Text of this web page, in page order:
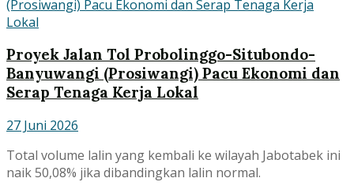
Proyek Jalan Tol Probolinggo-Situbondo-
Banyuwangi (Prosiwangi) Pacu Ekonomi dan
Serap Tenaga Kerja Lokal
27 Juni 2026
Total volume lalin yang kembali ke wilayah Jabotabek ini
naik 50,08% jika dibandingkan lalin normal.